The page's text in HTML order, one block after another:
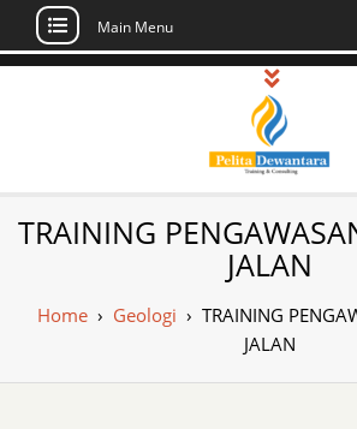
Skip
Main Menu
Pusat
dan
Daftar
Sertifikasi
TRAINING
JALAN
Home › Geologi › TRAINING
JALAN